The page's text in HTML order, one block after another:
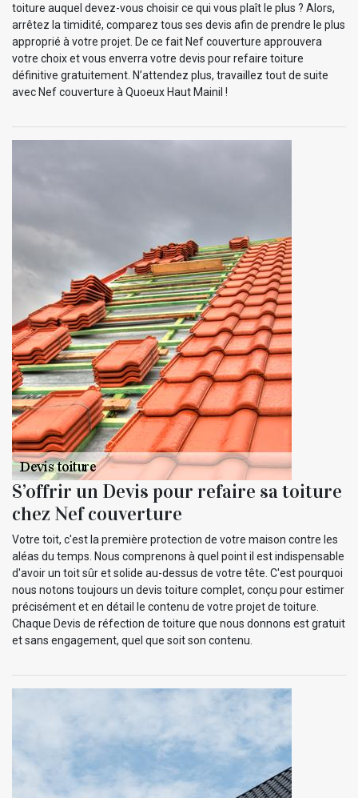
toiture auquel devez-vous choisir ce qui vous plaît le plus ? Alors,
arrêtez la timidité, comparez tous ses devis afin de prendre le plus
approprié à votre projet. De ce fait Nef couverture approuvera
votre choix et vous enverra votre devis pour refaire toiture
définitive gratuitement. N’attendez plus, travaillez tout de suite
avec Nef couverture à Quoeux Haut Mainil !
S’offrir un Devis pour refaire sa toiture
chez Nef couverture
Votre toit, c'est la première protection de votre maison contre les
aléas du temps. Nous comprenons à quel point il est indispensable
d'avoir un toit sûr et solide au-dessus de votre tête. C'est pourquoi
nous notons toujours un devis toiture complet, conçu pour estimer
précisément et en détail le contenu de votre projet de toiture.
Chaque Devis de réfection de toiture que nous donnons est gratuit
et sans engagement, quel que soit son contenu.